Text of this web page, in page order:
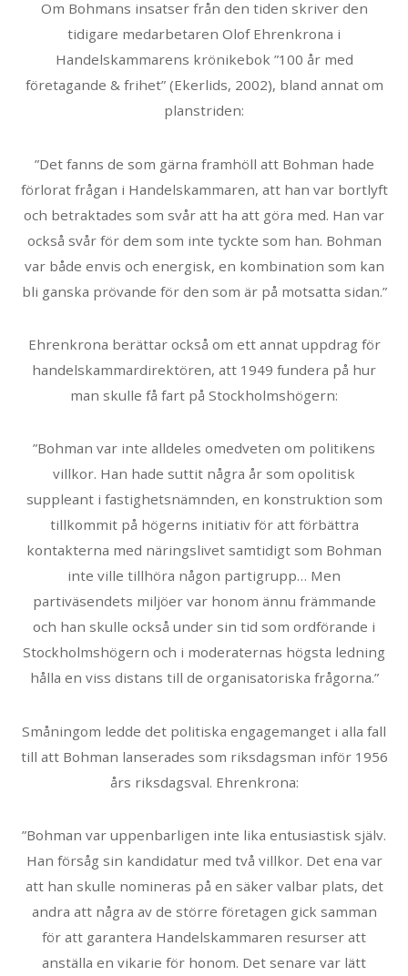
Om Bohmans insatser från den tiden skriver den
tidigare medarbetaren Olof Ehrenkrona i
Handelskammarens krönikebok ”100 år med
företagande & frihet” (Ekerlids, 2002), bland annat om
planstriden:
”Det fanns de som gärna framhöll att Bohman hade
förlorat frågan i Handelskammaren, att han var bortlyft
och betraktades som svår att ha att göra med. Han var
också svår för dem som inte tyckte som han. Bohman
var både envis och energisk, en kombination som kan
bli ganska prövande för den som är på motsatta sidan.”
Ehrenkrona berättar också om ett annat uppdrag för
handelskammardirektören, att 1949 fundera på hur
man skulle få fart på Stockholmshögern:
”Bohman var inte alldeles omedveten om politikens
villkor. Han hade suttit några år som opolitisk
suppleant i fastighetsnämnden, en konstruktion som
tillkommit på högerns initiativ för att förbättra
kontakterna med näringslivet samtidigt som Bohman
inte ville tillhöra någon partigrupp… Men
partiväsendets miljöer var honom ännu främmande
och han skulle också under sin tid som ordförande i
Stockholmshögern och i moderaternas högsta ledning
hålla en viss distans till de organisatoriska frågorna.”
Småningom ledde det politiska engagemanget i alla fall
till att Bohman lanserades som riksdagsman inför 1956
års riksdagsval. Ehrenkrona:
”Bohman var uppenbarligen inte lika entusiastisk själv.
Han försåg sin kandidatur med två villkor. Det ena var
att han skulle nomineras på en säker valbar plats, det
andra att några av de större företagen gick samman
för att garantera Handelskammaren resurser att
anställa en vikarie för honom. Det senare var lätt